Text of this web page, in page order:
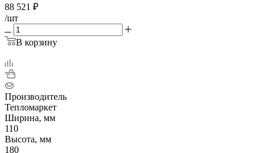
88 521 ₽
/шт
В корзину
Производитель
Тепломаркет
Ширина, мм
110
Высота, мм
180